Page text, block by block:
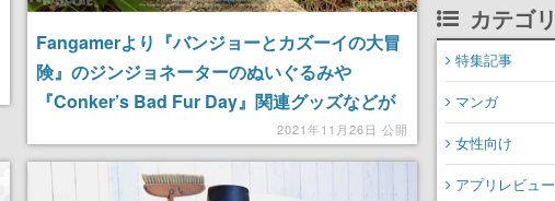
Fangamerより『バンジョーとカズーイの大冒
険』のジンジョネーターのぬいぐるみや
『Conker’s Bad Fur Day』関連グッズなどが
2021年11月26日 公開
カテゴリ
特集記事
マンガ
女性向け
アプリレビュー